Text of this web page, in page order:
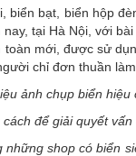
biển bạt, biển hộp
tại Hà Nội, với
toàn mới, được sử
chỉ đơn thuần
ảnh chụp biển
để giải quyết
những shop có biển